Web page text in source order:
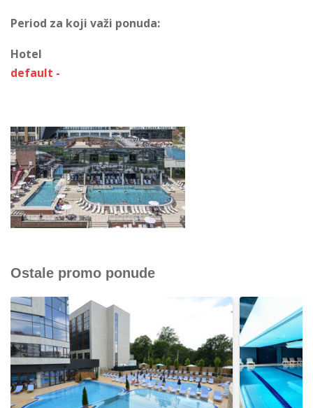
Period za koji važi ponuda:
Hotel
default -
Ostale promo ponude